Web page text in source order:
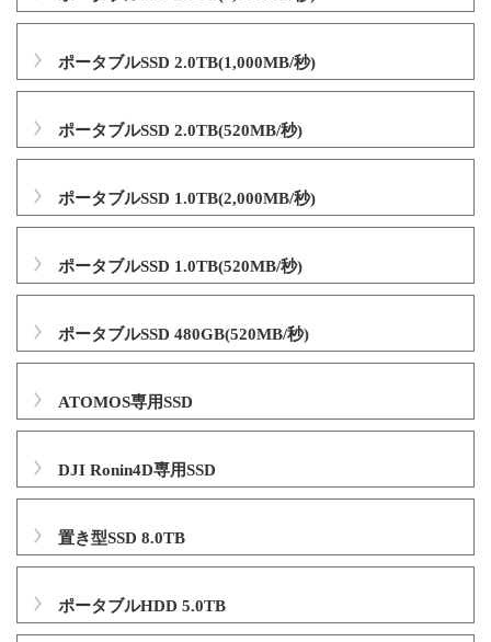
ポータブルSSD 2.0TB(1,000MB/秒)
ポータブルSSD 2.0TB(520MB/秒)
ポータブルSSD 1.0TB(2,000MB/秒)
ポータブルSSD 1.0TB(520MB/秒)
ポータブルSSD 480GB(520MB/秒)
ATOMOS専用SSD
DJI Ronin4D専用SSD
置き型SSD 8.0TB
ポータブルHDD 5.0TB